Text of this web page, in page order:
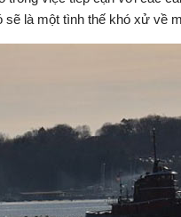
sẽ là một tình thế khó xử về